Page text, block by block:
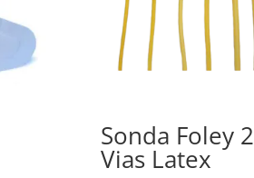
Sonda Foley 2
Vias Latex